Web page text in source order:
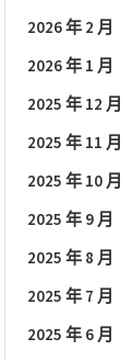
2026 年 2 月
2026 年 1 月
2025 年 12 月
2025 年 11 月
2025 年 10 月
2025 年 9 月
2025 年 8 月
2025 年 7 月
2025 年 6 月